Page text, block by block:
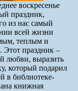
воскресенье
праздник,
из нас самый
всей жизни
теплым и
Этот праздник –
любви, выразить
который подарил
в библиотеке-
книжная